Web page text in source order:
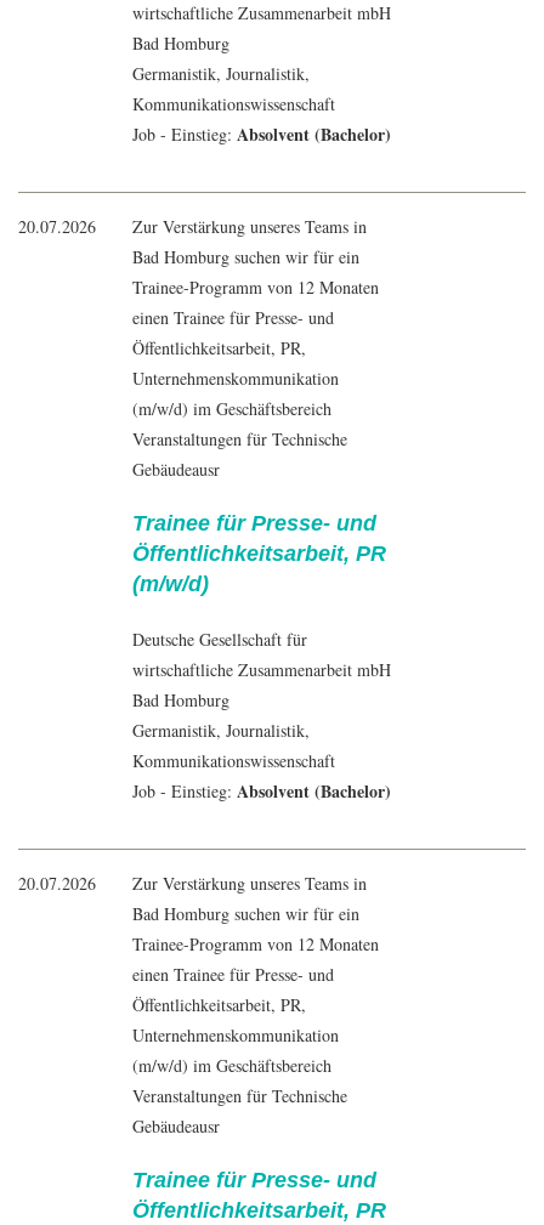
wirtschaftliche Zusammenarbeit mbH
Bad Homburg
Germanistik, Journalistik,
Kommunikationswissenschaft
Job - Einstieg: Absolvent (Bachelor)
20.07.2026
Zur Verstärkung unseres Teams in
Bad Homburg suchen wir für ein
Trainee-Programm von 12 Monaten
einen Trainee für Presse- und
Öffentlichkeitsarbeit, PR,
Unternehmenskommunikation
(m/w/d) im Geschäftsbereich
Veranstaltungen für Technische
Gebäudeausr
Trainee für Presse- und
Öffentlichkeitsarbeit, PR
(m/w/d)
Deutsche Gesellschaft für
wirtschaftliche Zusammenarbeit mbH
Bad Homburg
Germanistik, Journalistik,
Kommunikationswissenschaft
Job - Einstieg: Absolvent (Bachelor)
20.07.2026
Zur Verstärkung unseres Teams in
Bad Homburg suchen wir für ein
Trainee-Programm von 12 Monaten
einen Trainee für Presse- und
Öffentlichkeitsarbeit, PR,
Unternehmenskommunikation
(m/w/d) im Geschäftsbereich
Veranstaltungen für Technische
Gebäudeausr
Trainee für Presse- und
Öffentlichkeitsarbeit, PR